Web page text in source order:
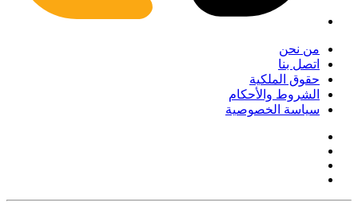
من نحن
اتصل بنا
حقوق الملكية
الشروط والأحكام
سياسة الخصوصية